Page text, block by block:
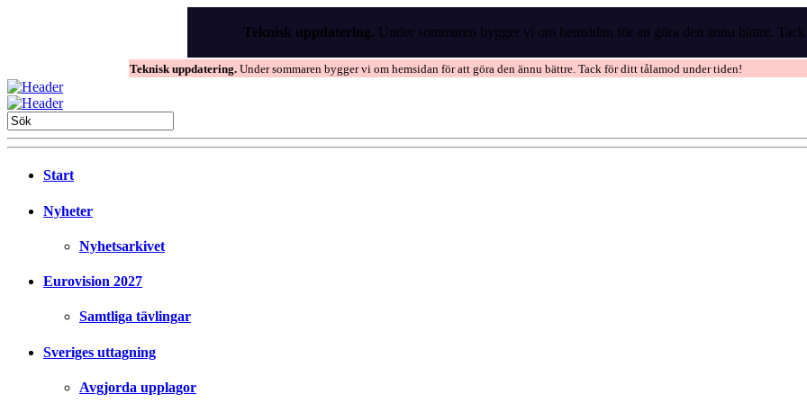
Teknisk uppdatering. Under sommaren bygger vi om hemsidan för att göra den ännu bättre.
Teknisk uppdatering. Under sommaren bygger vi om hemsidan för att göra den ännu bättre. Tack för ditt tålamod under tiden!
Start
Nyheter
Nyhetsarkivet
Eurovision 2027
Samtliga tävlingar
Sveriges uttagning
Avgjorda upplagor